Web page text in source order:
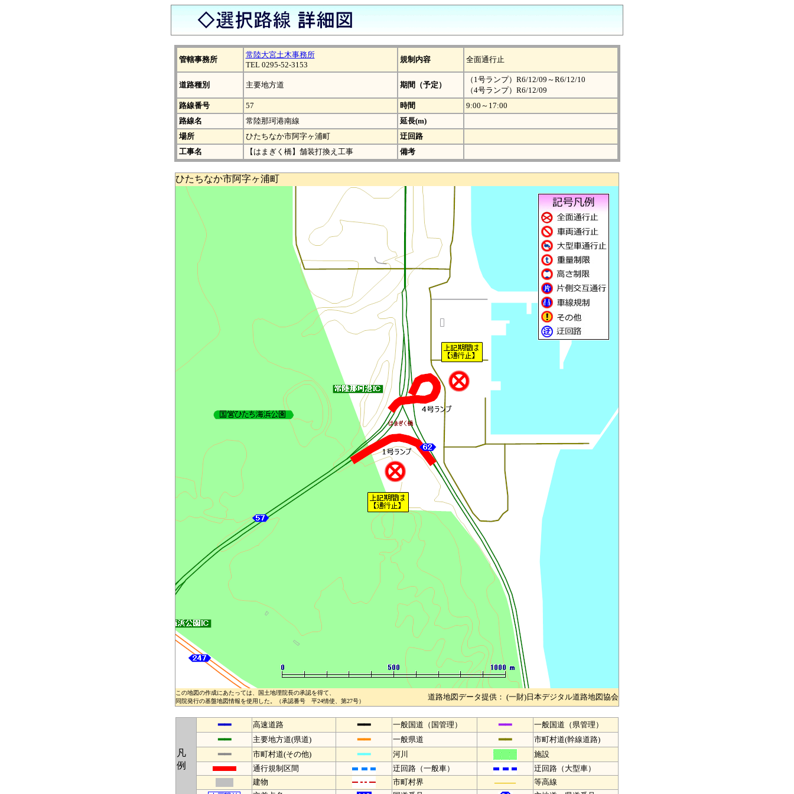
管轄事務所
常陸大宮土木事務所
TEL 0295-52-3153
規制内容 全面通行止
道路種別 主要地方道 期間（予定）
（1号ランプ）R6/12/09～R6/12/10
（4号ランプ）R6/12/09
路線番号
57 時間
9:00～17:00
路線名
常陸那珂港南線
延長(m)
場所
ひたちなか市阿字ヶ浦町
迂回路
工事名
【はまぎく橋】舗装打換え工事 備考
ひたちなか市阿字ヶ浦町
この地図の作成にあたっては、国土地理院長の承認を得て、
同院発行の基盤地図情報を使用した。（承認番号 平24情使、第27号）
道路地図データ提供： (一財)日本デジタル道路地図協会
凡
例
━━ 高速道路 ━━ 一般国道（国管理） ━━ 一般国道（県管理）
━━ 主要地方道(県道) ━━ 一般県道 ━━ 市町村道(幹線道路)
━━ 市町村道(その他) ━━ 河川
施設
通行規制区間
迂回路（一般車）
迂回路（大型車）
建物
市町村界 ――
等高線